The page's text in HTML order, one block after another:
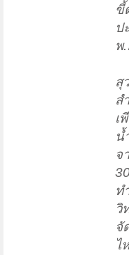
ขี้
ป
พ
สุ
ส
เ
น้
จ
ท
วิ
จั
ไ